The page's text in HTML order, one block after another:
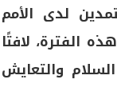
لدى الأمم
الفترة، لافتًا
والتعايش